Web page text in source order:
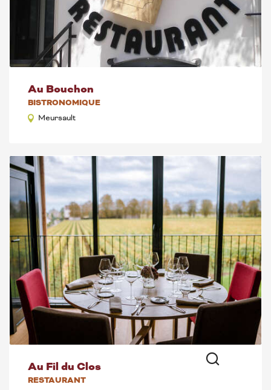
Au Bouchon
BISTRONOMIQUE
Meursault
Au Fil du Clos
RESTAURANT